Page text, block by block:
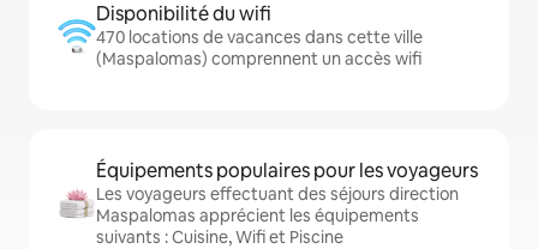
Disponibilité du wifi
470 locations de vacances dans cette ville
(Maspalomas) comprennent un accès wifi
Équipements populaires pour les voyageurs
Les voyageurs effectuant des séjours direction
Maspalomas apprécient les équipements
suivants : Cuisine, Wifi et Piscine